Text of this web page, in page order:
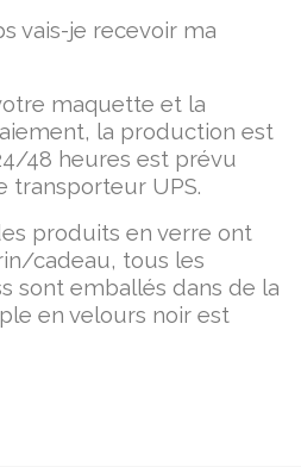
vais-je recevoir ma
maquette et la
la production est
48 heures est prévu
transporteur UPS.
produits en verre ont
cadeau, tous les
sont emballés dans de la
en velours noir est